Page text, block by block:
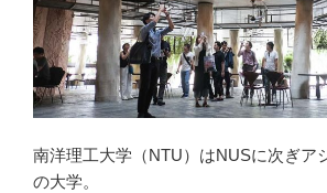
南洋理工大学（NTU）はNUSに次ぎア
の大学。